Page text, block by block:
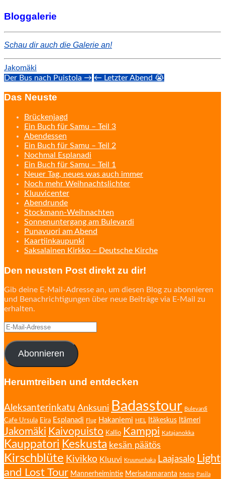
Bloggalerie
Schau dir auch die Galerie an!
Jakomäki
Post
navigation
Der Bus nach Puistola → ← Letzter Abend 😭
Das Neuste
Brückenjagd
Ein Buch für Samu – Teil 3
Abendessen
Ein Buch für Samu – Teil 2
Nochmal Esplanadi
Ein Buch für Samu – Teil 1
Neuer Tag, neues was auch immer
Noch mehr Weihnachtslichter
Kluuvicenter
Abendrunde
Stockmann-Weihnachten
Sonnenuntergang am Bulevardi
Punavuori am Abend
Kaartiinkaupunki
Saksalainen Kirkko – Deutsche Kirche
Den neusten Post direkt zu dir!
Gib deine E-Mail-Adresse an, um diesen Blog zu abonnieren
und Benachrichtigungen über neue Beiträge via E-Mail zu
erhalten.
E-
Adresse
Abonnieren
Herumtreiben und entdecken
Aleksanterinkatu Anksuni Badasstour Bulevardi
Cafe Ursula Eira Esplanadi Flug Hakaniemi HEL Itäkeskus Itämeri
Jakomäki Kaivopuisto Kallio Kamppi Katajanokka
Kauppatori Keskusta kesän päätös
Kirschblüte Kivikko Kluuvi Kruununhaka Laajasalo Light
and Lost Tour Mannerheimintie Merisatamaranta Metro Pasila